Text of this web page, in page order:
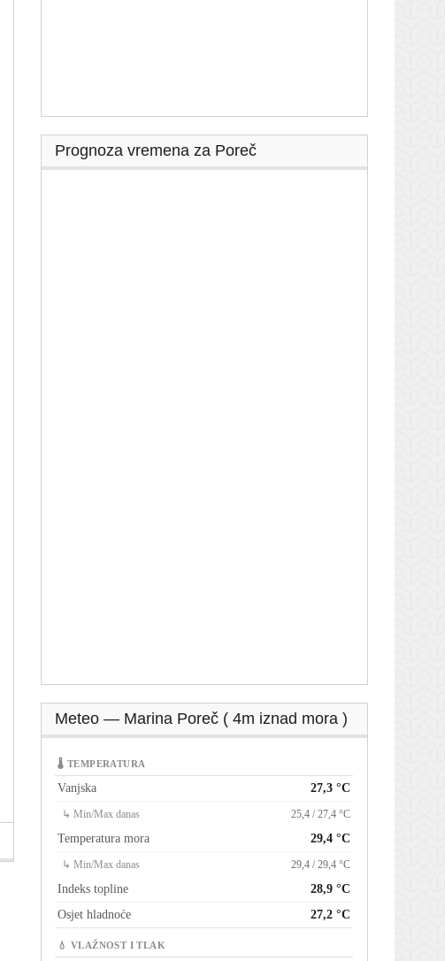
Prognoza vremena za Poreč
Meteo — Marina Poreč ( 4m iznad mora )
🌡 TEMPERATURA
Vanjska 27,3 °C
↳ Min/Max danas 25,4 / 27,4 °C
Temperatura mora 29,4 °C
↳ Min/Max danas 29,4 / 29,4 °C
Indeks topline
28,9 °C
Osjet hladnoće
27,2 °C
💧 VLAŽNOST I TLAK